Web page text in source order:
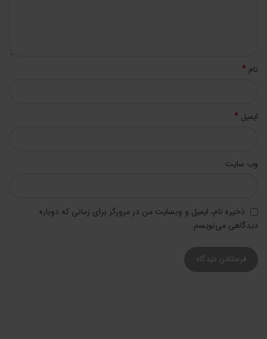
نام *
ایمیل *
وب‌ سایت
ذخیره نام، ایمیل و وبسایت من در مرورگر برای زمانی که دوباره
دیدگاهی می‌نویسم.